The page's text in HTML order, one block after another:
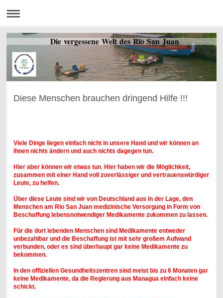
Die vergessene Welt des Rio San Juan
Diese Menschen brauchen dringend Hilfe !!!
Viele Dinge liegen einfach nicht in unsere Hand und wir können an
ihnen nichts ändern und auch nichts dagegen tun.
Hier aber können wir etwas tun. Hier haben wir die Möglichkeit,
zusammen mit einer Hand voll zuverlässiger und vertrauenswürdiger
Leute, zu helfen.
Über diese Leute sind wir von Deutschland aus in der Lage, den
Menschen am Rio San Juan medizinische Versorgung in Form von
Beschaffung lebensnotwendiger Medikamente zukommen zu lassen.
Für die dort lebenden Menschen sind Medikamente entweder
unbezahlbar und die Beschaffung ist mit sehr großem Aufwand
verbunden, oder es sind überhaupt gar keine Medikamente zu
bekommen.
In den offiziellen Gesundheitszentren sind meist bis zu 6 Monaten gar
keine Medikamente, da die Regierung aus Managua einfach keine
schickt.